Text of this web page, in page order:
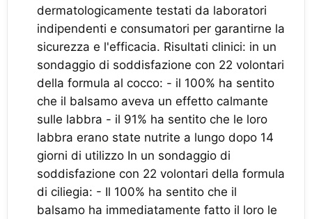
dermatologicamente testati da laboratori
indipendenti e consumatori per garantirne la
sicurezza e l'efficacia. Risultati clinici: in un
sondaggio di soddisfazione con 22 volontari
della formula al cocco: - il 100% ha sentito
che il balsamo aveva un effetto calmante
sulle labbra - il 91% ha sentito che le loro
labbra erano state nutrite a lungo dopo 14
giorni di utilizzo In un sondaggio di
soddisfazione con 22 volontari della formula
di ciliegia: - Il 100% ha sentito che il
balsamo ha immediatamente fatto il loro le